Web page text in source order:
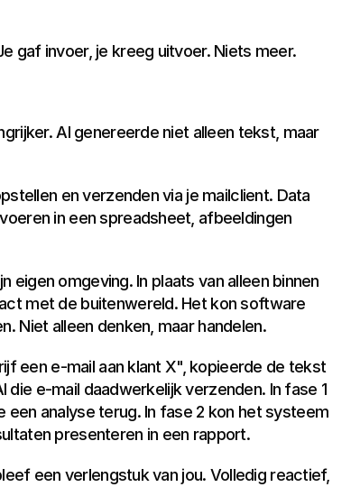
gaf invoer, je kreeg uitvoer. Niets meer.
AI genereerde niet alleen tekst, maar
en verzenden via je mailclient. Data
in een spreadsheet, afbeeldingen
eigen omgeving. In plaats van alleen binnen
met de buitenwereld. Het kon software
Niet alleen denken, maar handelen.
een e-mail aan klant X", kopieerde de tekst
die e-mail daadwerkelijk verzenden. In fase 1
analyse terug. In fase 2 kon het systeem
presenteren in een rapport.
een verlengstuk van jou. Volledig reactief,